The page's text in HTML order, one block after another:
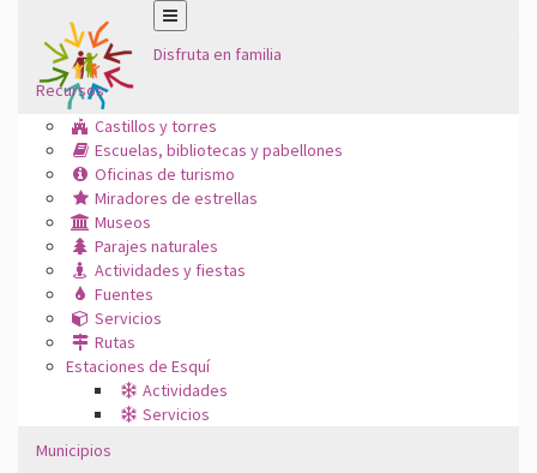
Disfruta en familia
Recursos
Castillos y torres
Escuelas, bibliotecas y pabellones
Oficinas de turismo
Miradores de estrellas
Museos
Parajes naturales
Actividades y fiestas
Fuentes
Servicios
Rutas
Estaciones de Esquí
Actividades
Servicios
Municipios